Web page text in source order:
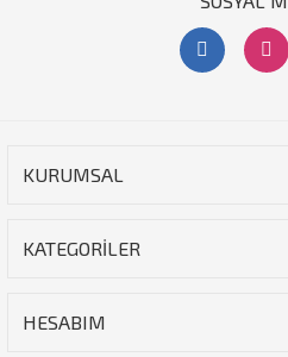
KURUMSAL
KATEGORİLER
HESABIM